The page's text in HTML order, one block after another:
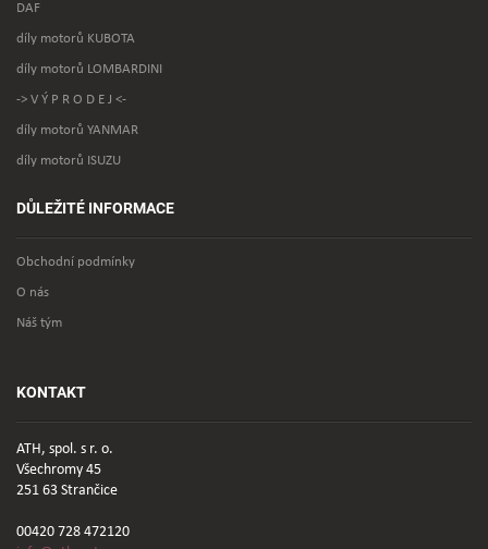
DAF
díly motorů KUBOTA
díly motorů LOMBARDINI
-> V Ý P R O D E J <-
díly motorů YANMAR
díly motorů ISUZU
DŮLEŽITÉ INFORMACE
Obchodní podmínky
O nás
Náš tým
KONTAKT
ATH, spol. s r. o.
Všechromy 45
251 63 Strančice
00420 728 472120